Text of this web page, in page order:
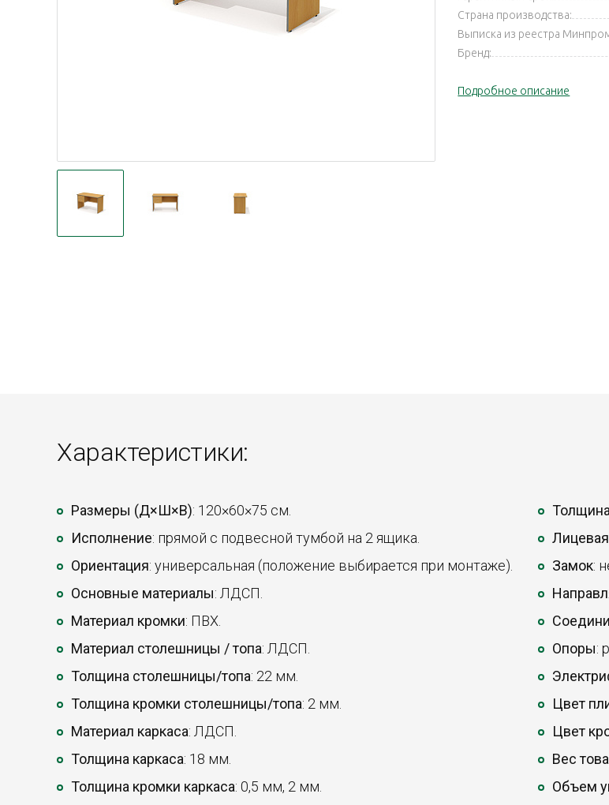
Страна производства:
Выписка из реестра
Бренд:
Подробное описание
Характеристики:
Размеры (Д×Ш×В): 120×60×75 см.
Исполнение: прямой с подвесной тумбой на 2 ящика.
Ориентация: универсальная (положение выбирается при монтаже).
Основные материалы: ЛДСП.
Материал кромки: ПВХ.
Материал столешницы / топа: ЛДСП.
Толщина столешницы/топа: 22 мм.
Толщина кромки столешницы/топа: 2 мм.
Материал каркаса: ЛДСП.
Толщина каркаса: 18 мм.
Толщина кромки каркаса: 0,5 мм, 2 мм.
Замок:
Опоры:
Цвет
Цвет
Вес
Объем